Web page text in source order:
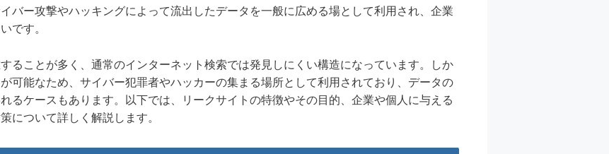
バー攻撃やハッキングによって流出したデータを一般に広める場として利用され、企業
です。
ることが多く、通常のインターネット検索では発見しにくい構造になっています。しか
可能なため、サイバー犯罪者やハッカーの集まる場所として利用されており、データの
るケースもあります。以下では、リークサイトの特徴やその目的、企業や個人に与える
について詳しく解説します。